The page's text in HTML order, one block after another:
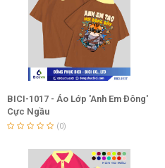
BICI-1017 - Áo Lớp 'Anh Em Đông'
Cực Ngầu
(0)